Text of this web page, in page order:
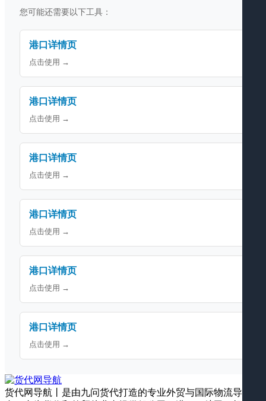
您可能还需要以下工具：
港口详情页
点击使用 →
港口详情页
点击使用 →
港口详情页
点击使用 →
港口详情页
点击使用 →
港口详情页
点击使用 →
港口详情页
点击使用 →
货代网导航丨是由九问货代打造的专业外贸与国际物流导航平